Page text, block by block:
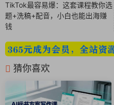
TikTok最容易爆：这套课程教你选
题+洗稿+配音，小白也能出海赚
钱
猜你喜欢